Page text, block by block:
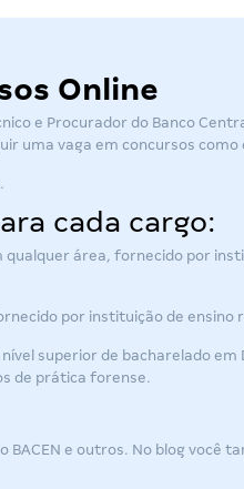
Online
e Procurador do Banco
uma vaga em concursos
cada cargo:
área, fornecido por
por instituição de
superior de bacharelado
de prática forense.
e outros. No blog